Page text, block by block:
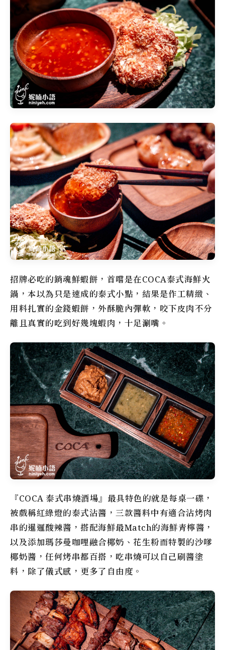
招牌必吃的銷魂鮮蝦餅，首嚐是在COCA泰式海鮮火
鍋，本以為只是速成的泰式小點，結果是作工精緻、
用料扎實的金錢蝦餅，外酥脆內彈軟，咬下皮肉不分
離且真實的吃到好幾塊蝦肉，十足涮嘴。
『COCA 泰式串燒酒場』最具特色的就是每桌一碟，
被戲稱紅綠燈的泰式沾醬，三款醬料中有適合沾烤肉
串的暹邏酸辣醬，搭配海鮮最Match的海鮮青檸醬，
以及添加瑪莎曼咖哩融合椰奶、花生粉而特製的沙嗲
椰奶醬，任何烤串都百搭，吃串燒可以自己刷醬塗
料，除了儀式感，更多了自由度。